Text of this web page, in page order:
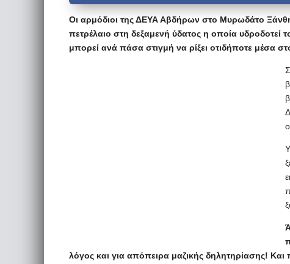
Οι αρμόδιοι της ΔΕΥΑ Αβδήρων στο Μυρωδάτο
πετρέλαιο στη δεξαμενή ύδατος η οποία υδροδοτεί
μπορεί ανά πάσα στιγμή να ρίξει οτιδήποτε μέσα
λόγος και για απόπειρα μαζικής δηλητηρίασης! Και